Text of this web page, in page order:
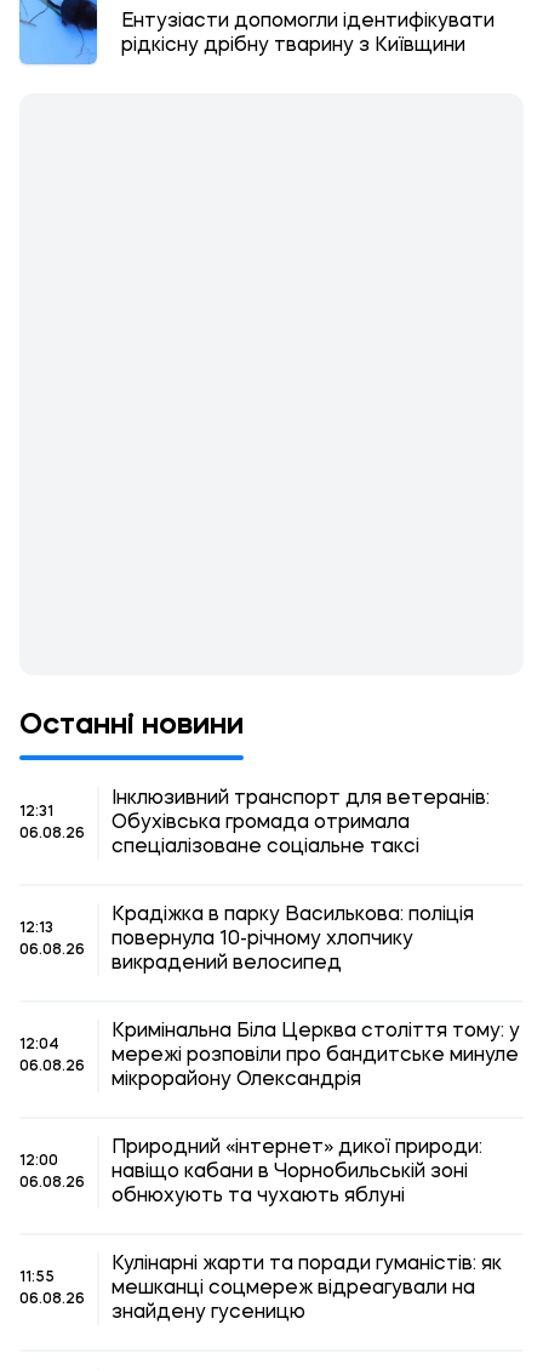
Ентузіасти допомогли ідентифікувати
рідкісну дрібну тварину з Київщини
Останні новини
12:31
06.08.26
Інклюзивний транспорт для ветеранів:
Обухівська громада отримала
спеціалізоване соціальне таксі
12:13
06.08.26
Крадіжка в парку Василькова: поліція
повернула 10-річному хлопчику
викрадений велосипед
12:04
06.08.26
Кримінальна Біла Церква століття тому: у
мережі розповіли про бандитське минуле
мікрорайону Олександрія
12:00
06.08.26
Природний «інтернет» дикої природи:
навіщо кабани в Чорнобильській зоні
обнюхують та чухають яблуні
11:55
06.08.26
Кулінарні жарти та поради гуманістів: як
мешканці соцмереж відреагували на
знайдену гусеницю